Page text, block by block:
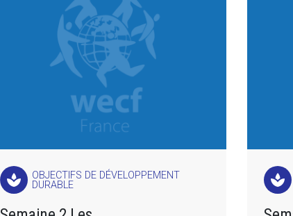
spa
OBJECTIFS DE DÉVELOPPEMENT
DURABLE
spa